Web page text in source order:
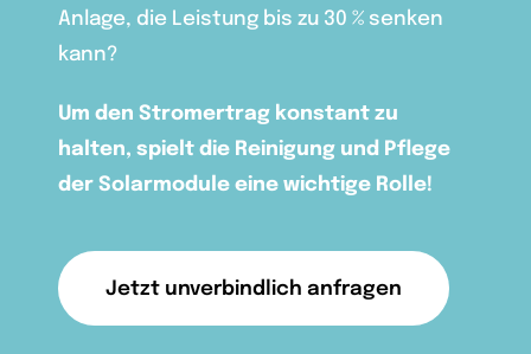
Anlage, die Leistung bis zu 30 % senken
kann?
Um den Stromertrag konstant zu
halten, spielt die Reinigung und Pflege
der Solarmodule eine wichtige Rolle!
Jetzt unverbindlich anfragen